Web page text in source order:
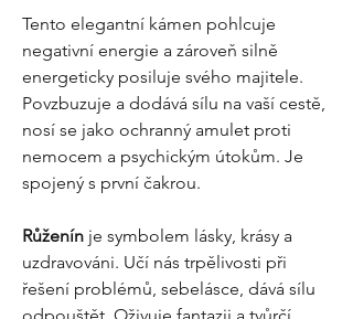
Tento elegantní kámen pohlcuje
negativní energie a zároveň silně
energeticky posiluje svého majitele.
Povzbuzuje a dodává sílu na vaší cestě,
nosí se jako ochranný amulet proti
nemocem a psychickým útokům. Je
spojený s první čakrou.
Růženín je symbolem lásky, krásy a
uzdravováni. Učí nás trpělivosti při
řešení problémů, sebelásce, dává sílu